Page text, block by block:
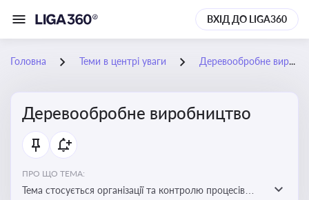
ВХІД ДО LIGA360
Головна Теми в центрі уваги Деревообробне виробництво
Деревообробне виробництво
ПРО ЩО ТЕМА:
Тема стосується організації та контролю процесів